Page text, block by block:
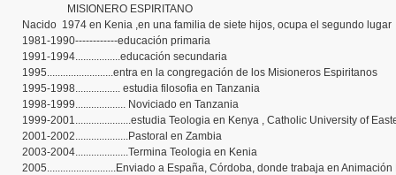
MISIONERO ESPIRITANO
Nacido 1974 en Kenia ,en una familia de siete hijos, ocupa el segundo lugar
1981-1990------------educación primaria
1991-1994.................educación secundaria
1995.........................entra en la congregación de los Misioneros Espiritanos
1995-1998................. estudia filosofia en Tanzania
1998-1999................... Noviciado en Tanzania
1999-2001.....................estudia Teologia en Kenya , Catholic University of
2001-2002....................Pastoral en Zambia
2003-2004....................Termina Teologia en Kenia
2005..........................Enviado a España, Córdoba, donde trabaja en